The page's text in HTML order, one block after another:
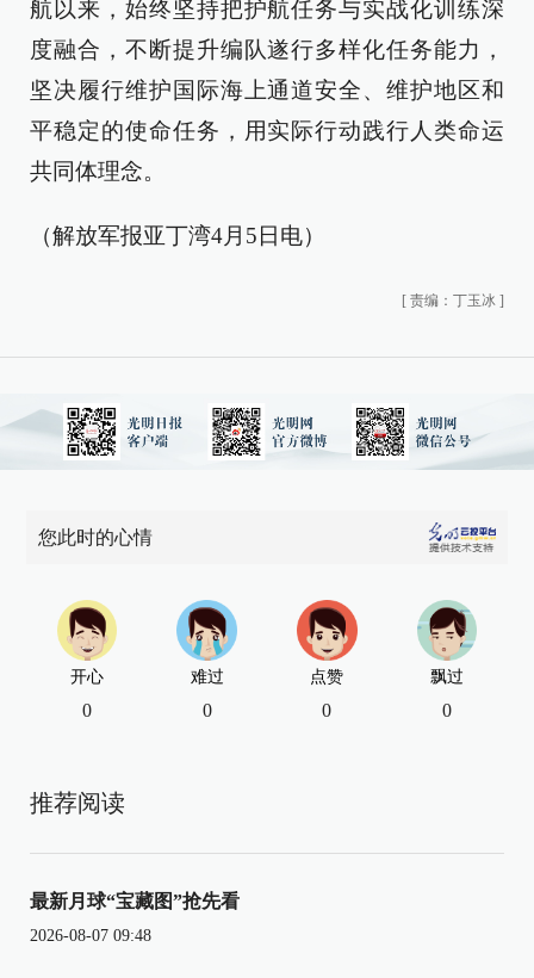
航以来，始终坚持把护航任务与实战化训练深
度融合，不断提升编队遂行多样化任务能力，
坚决履行维护国际海上通道安全、维护地区和
平稳定的使命任务，用实际行动践行人类命运
共同体理念。
（解放军报亚丁湾4月5日电）
[ 责编：丁玉冰 ]
您此时的心情
开心
0
难过
0
点赞
0
飘过
0
推荐阅读
最新月球“宝藏图”抢先看
2026-08-07 09:48